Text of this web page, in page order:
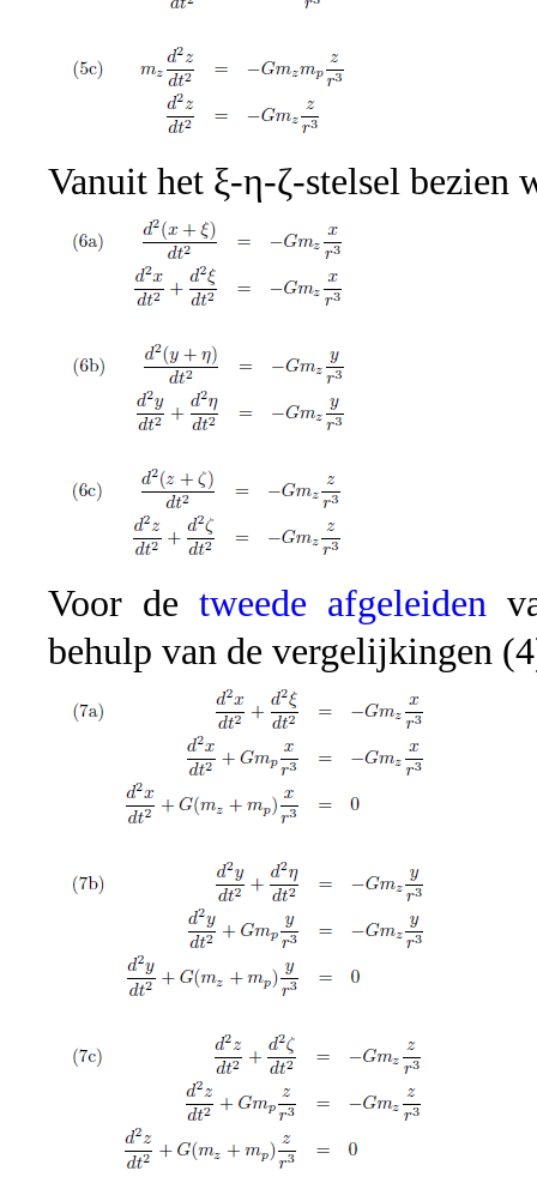
Vanuit het ξ-η-ζ-stelsel bezien
Voor detweede afgeleiden
behulp van de vergelijkingen